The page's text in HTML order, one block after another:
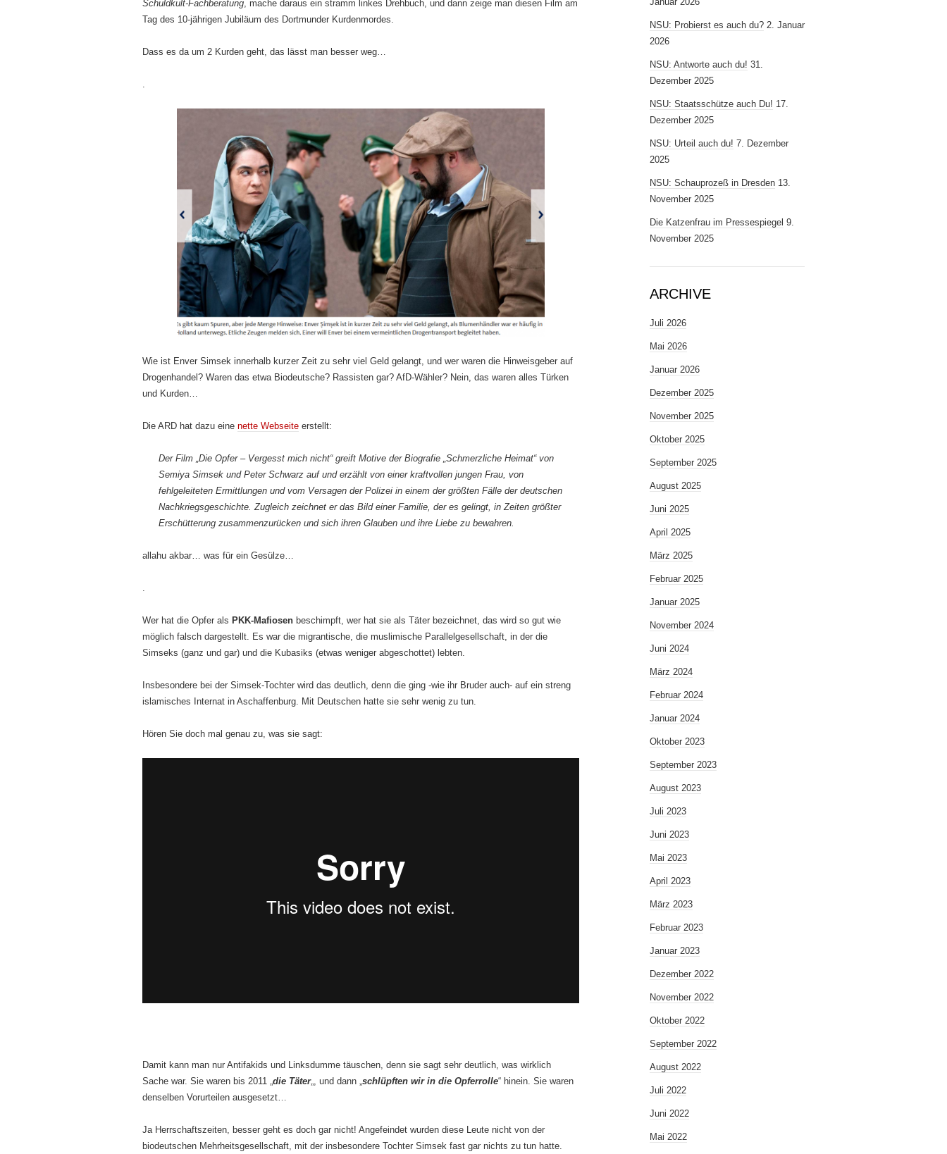
Schuldkult-Fachberatung, mache daraus ein stramm linkes Drehbuch, und dann zeige man diesen Film am
Tag des 10-jährigen Jubiläum des Dortmunder Kurdenmordes.
Dass es da um 2 Kurden geht, das lässt man besser weg…
.
Wie ist Enver Simsek innerhalb kurzer Zeit zu sehr viel Geld gelangt, und wer waren die Hinweisgeber auf
Drogenhandel? Waren das etwa Biodeutsche? Rassisten gar? AfD-Wähler? Nein, das waren alles Türken
und Kurden…
Die ARD hat dazu eine nette Webseite erstellt:
Der Film „Die Opfer – Vergesst mich nicht“ greift Motive der Biografie „Schmerzliche Heimat“ von
Semiya Simsek und Peter Schwarz auf und erzählt von einer kraftvollen jungen Frau, von
fehlgeleiteten Ermittlungen und vom Versagen der Polizei in einem der größten Fälle der deutschen
Nachkriegsgeschichte. Zugleich zeichnet er das Bild einer Familie, der es gelingt, in Zeiten größter
Erschütterung zusammenzurücken und sich ihren Glauben und ihre Liebe zu bewahren.
allahu akbar… was für ein Gesülze…
.
Wer hat die Opfer als PKK-Mafiosen beschimpft, wer hat sie als Täter bezeichnet, das wird so gut wie
möglich falsch dargestellt. Es war die migrantische, die muslimische Parallelgesellschaft, in der die
Simseks (ganz und gar) und die Kubasiks (etwas weniger abgeschottet) lebten.
Insbesondere bei der Simsek-Tochter wird das deutlich, denn die ging -wie ihr Bruder auch- auf ein streng
islamisches Internat in Aschaffenburg. Mit Deutschen hatte sie sehr wenig zu tun.
Hören Sie doch mal genau zu, was sie sagt:
Damit kann man nur Antifakids und Linksdumme täuschen, denn sie sagt sehr deutlich, was wirklich
Sache war. Sie waren bis 2011 „die Täter„, und dann „schlüpften wir in die Opferrolle“ hinein. Sie waren
denselben Vorurteilen ausgesetzt…
Ja Herrschaftszeiten, besser geht es doch gar nicht! Angefeindet wurden diese Leute nicht von der
biodeutschen Mehrheitsgesellschaft, mit der insbesondere Tochter Simsek fast gar nichts zu tun hatte.
NSU: Probierst es auch du? 2. Januar
2026
NSU: Antworte auch du! 31.
Dezember 2025
NSU: Staatsschütze auch Du! 17.
Dezember 2025
NSU: Urteil auch du! 7. Dezember
2025
NSU: Schauprozeß in Dresden 13.
November 2025
Die Katzenfrau im Pressespiegel 9.
November 2025
ARCHIVE
Juli 2026
Mai 2026
Januar 2026
Dezember 2025
November 2025
Oktober 2025
September 2025
August 2025
Juni 2025
April 2025
März 2025
Februar 2025
Januar 2025
November 2024
Juni 2024
März 2024
Februar 2024
Januar 2024
Oktober 2023
September 2023
August 2023
Juli 2023
Juni 2023
Mai 2023
April 2023
März 2023
Februar 2023
Januar 2023
Dezember 2022
November 2022
Oktober 2022
September 2022
August 2022
Juli 2022
Juni 2022
Mai 2022